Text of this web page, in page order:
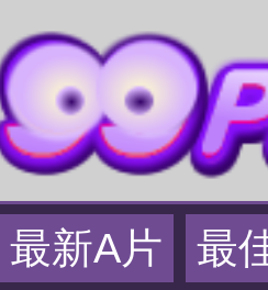
最新A片 最